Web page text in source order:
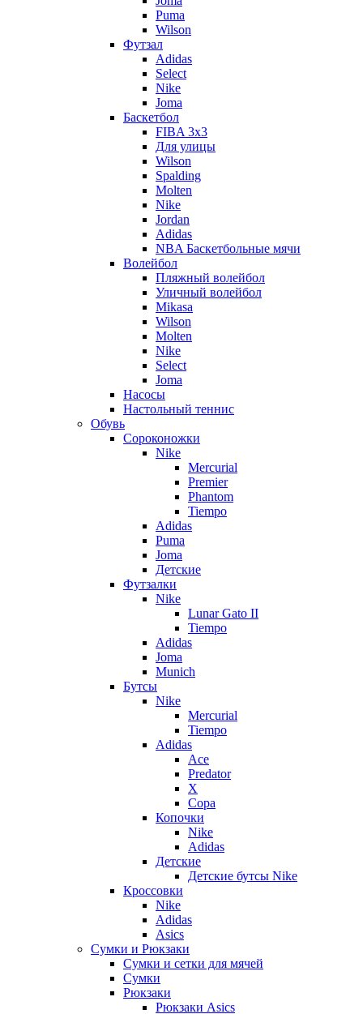
Puma
Wilson
Футзал
Adidas
Select
Nike
Joma
Баскетбол
FIBA 3x3
Для улицы
Wilson
Spalding
Molten
Nike
Jordan
Adidas
NBA Баскетбольные мячи
Волейбол
Пляжный волейбол
Уличный волейбол
Mikasa
Wilson
Molten
Nike
Select
Joma
Насосы
Настольный теннис
Обувь
Сороконожки
Nike
Mercurial
Premier
Phantom
Tiempo
Adidas
Puma
Joma
Детские
Футзалки
Nike
Lunar Gato II
Tiempo
Adidas
Joma
Munich
Бутсы
Nike
Mercurial
Tiempo
Adidas
Ace
Predator
X
Copa
Копочки
Nike
Adidas
Детские
Детские бутсы Nike
Кроссовки
Nike
Adidas
Asics
Сумки и Рюкзаки
Сумки и сетки для мячей
Сумки
Рюкзаки
Рюкзаки Asics